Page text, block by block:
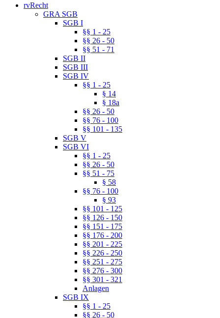
rvRecht
GRA SGB
SGB I
§§ 1 - 25
§§ 26 - 50
§§ 51 - 71
SGB II
SGB III
SGB IV
§§ 1 - 25
§ 14
§ 18a
§§ 26 - 50
§§ 76 - 100
§§ 101 - 135
SGB V
SGB VI
§§ 1 - 25
§§ 26 - 50
§§ 51 - 75
§ 58
§§ 76 - 100
§ 93
§§ 101 - 125
§§ 126 - 150
§§ 151 - 175
§§ 176 - 200
§§ 201 - 225
§§ 226 - 250
§§ 251 - 275
§§ 276 - 300
§§ 301 - 321
Anlagen
SGB IX
§§ 1 - 25
§§ 26 - 50